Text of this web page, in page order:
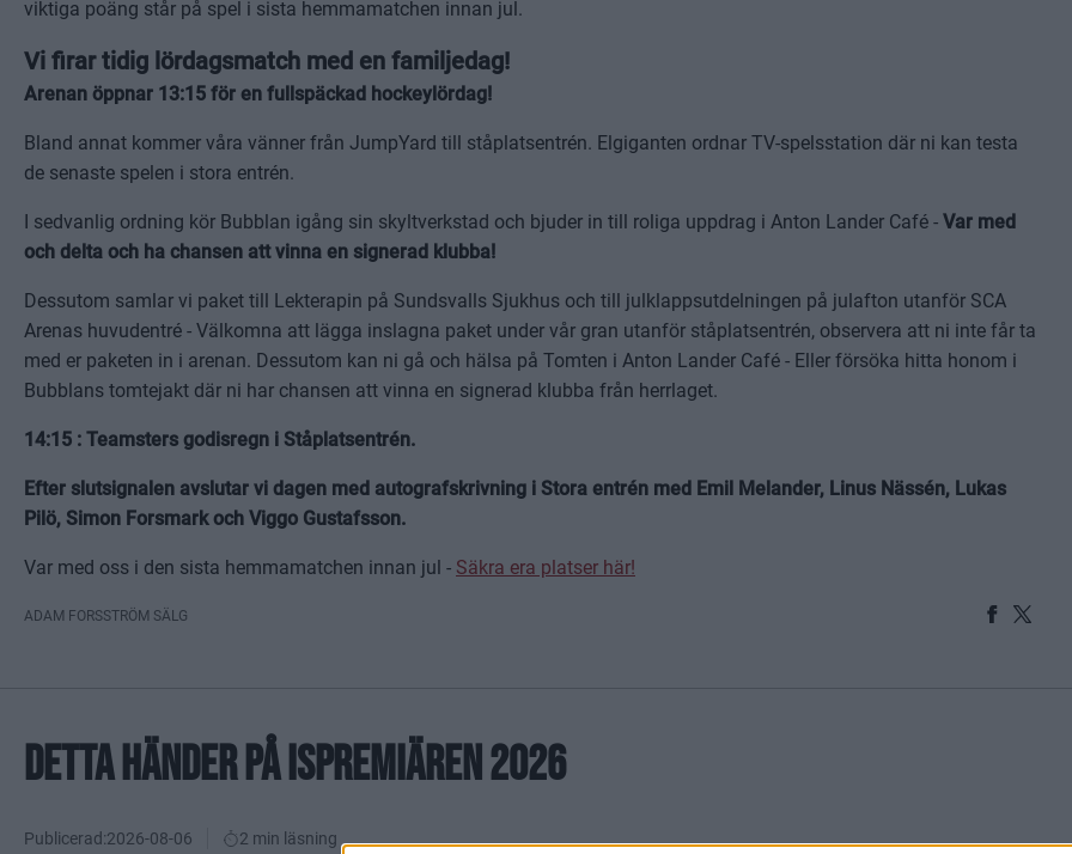
viktiga poäng står på spel i sista hemmamatchen innan jul.
Vi firar tidig lördagsmatch med en familjedag!
Arenan öppnar 13:15 för en fullspäckad hockeylördag!
Bland annat kommer våra vänner från JumpYard till ståplatsentrén. Elgiganten ordnar TV-spelsstation där ni kan testa
de senaste spelen i stora entrén.
I sedvanlig ordning kör Bubblan igång sin skyltverkstad och bjuder in till roliga uppdrag i Anton Lander Café - Var med
och delta och ha chansen att vinna en signerad klubba!
Dessutom samlar vi paket till Lekterapin på Sundsvalls Sjukhus och till julklappsutdelningen på julafton utanför SCA
Arenas huvudentré - Välkomna att lägga inslagna paket under vår gran utanför ståplatsentrén, observera att ni inte får ta
med er paketen in i arenan. Dessutom kan ni gå och hälsa på Tomten i Anton Lander Café - Eller försöka hitta honom i
Bubblans tomtejakt där ni har chansen att vinna en signerad klubba från herrlaget.
14:15 : Teamsters godisregn i Ståplatsentrén.
Efter slutsignalen avslutar vi dagen med autografskrivning i Stora entrén med Emil Melander, Linus Nässén, Lukas
Pilö, Simon Forsmark och Viggo Gustafsson.
Var med oss i den sista hemmamatchen innan jul - Säkra era platser här!
ADAM FORSSTRÖM SÄLG
DETTA HÄNDER PÅ ISPREMIÄREN 2026
Publicerad:2026-08-06 2 min läsning